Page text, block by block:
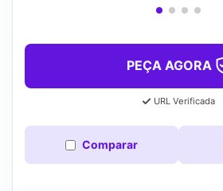
PEÇA AGORA
URL Verificada
Comparar